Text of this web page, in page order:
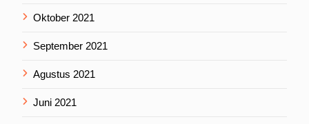
Oktober 2021
September 2021
Agustus 2021
Juni 2021